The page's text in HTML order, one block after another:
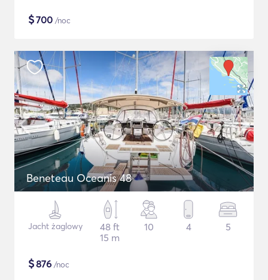
$700 /noc
Beneteau Oceanis 48
Jacht żaglowy
48 ft
15 m
10 4 5
$876 /noc